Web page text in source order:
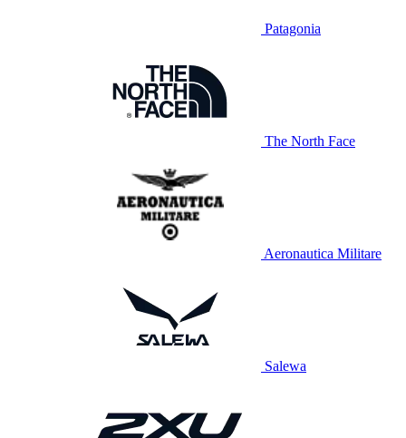
Patagonia
The North Face
Aeronautica Militare
Salewa